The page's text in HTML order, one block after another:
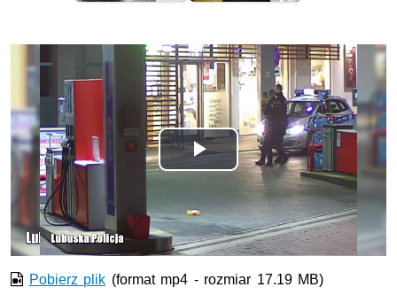
Odtwórz
wideo
Pobierz plik (format mp4 - rozmiar 17.19 MB)